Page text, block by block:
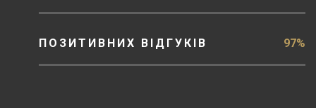
ПОЗИТИВНИХ ВІДГУКІВ 97%